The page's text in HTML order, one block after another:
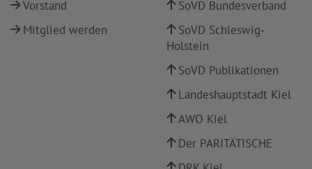
Vorstand
Mitglied werden
SoVD Bundesverband
SoVD Schleswig-
Holstein
SoVD Publikationen
Landeshauptstadt Kiel
AWO Kiel
Der PARITÄTISCHE